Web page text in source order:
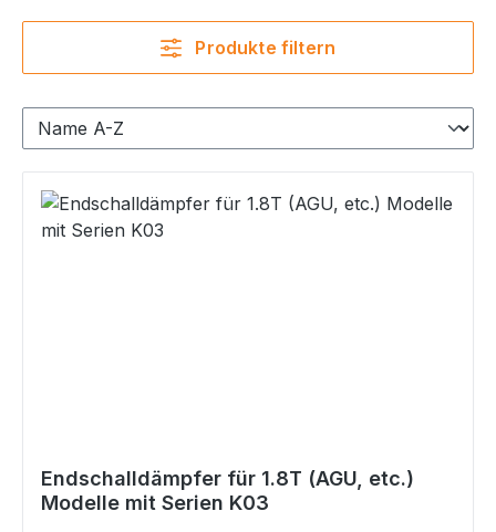
Produkte filtern
Endschalldämpfer für 1.8T (AGU, etc.)
Modelle mit Serien K03